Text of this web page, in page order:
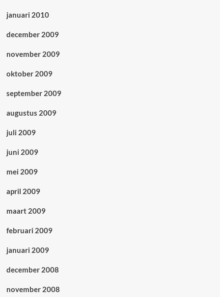
januari 2010
december 2009
november 2009
oktober 2009
september 2009
augustus 2009
juli 2009
juni 2009
mei 2009
april 2009
maart 2009
februari 2009
januari 2009
december 2008
november 2008